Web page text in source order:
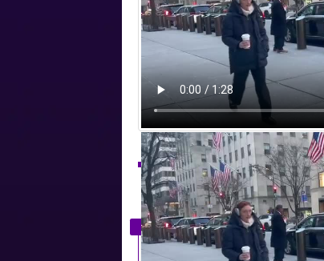
Tutta la Serie A e la Serie B a
PUBBLICITÀ